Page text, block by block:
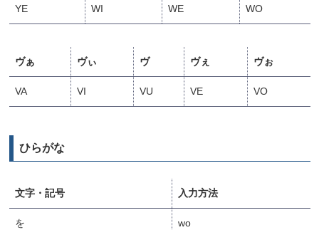
YE WI WE WO
ヴぁ ヴぃ ヴ ヴぇ ヴぉ
VA VI VU VE VO
ひらがな
文字・記号 入力方法
を wo